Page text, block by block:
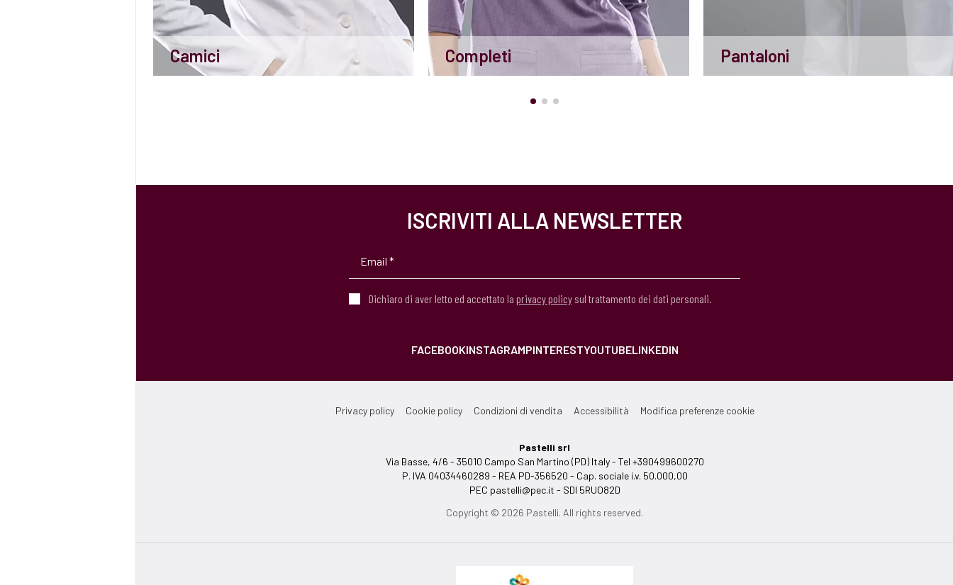
Camici Completi Pantaloni
ISCRIVITI ALLA NEWSLETTER
Dichiaro di aver letto ed accettato la privacy policy sul trattamento dei dati personali.
FACEBOOKINSTAGRAMPINTERESTYOUTUBELINKEDIN
Privacy policy Cookie policy Condizioni di vendita Accessibilità Modifica preferenze cookie
Pastelli srl
Via Basse, 4/6 - 35010 Campo San Martino (PD) Italy - Tel +390499600270
P. IVA 04034460289 - REA PD-356520 - Cap. sociale i.v. 50.000,00
PEC pastelli@pec.it - SDI 5RUO82D
Copyright © 2026 Pastelli. All rights reserved.